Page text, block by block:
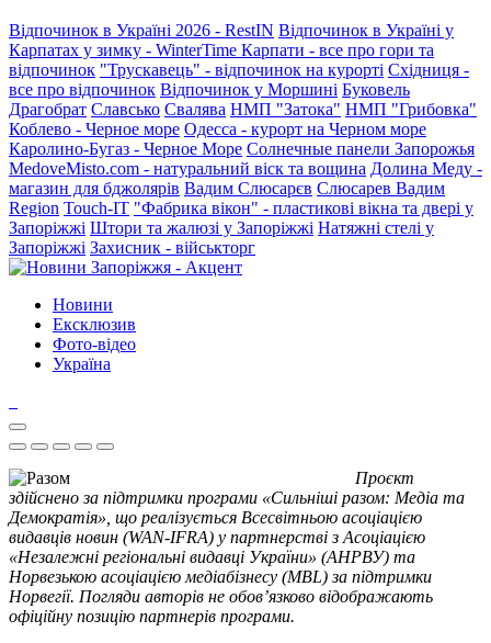
Відпочинок в Україні 2026 - RestIN Відпочинок в Україні у
Карпатах у зимку - WinterTime Карпати - все про гори та
відпочинок "Трускавець" - відпочинок на курорті Східниця -
все про відпочинок Відпочинок у Моршині Буковель
Драгобрат Славсько Свалява НМП "Затока" НМП "Грибовка"
Коблево - Черное море Одесса - курорт на Черном море
Каролино-Бугаз - Черное Море Солнечные панели Запорожья
MedoveMisto.com - натуральний віск та вощина Долина Меду -
магазин для бджолярів Вадим Слюсарєв Слюсарев Вадим
Region Touch-IT "Фабрика вікон" - пластикові вікна та двері у
Запоріжжі Штори та жалюзі у Запоріжжі Натяжні стелі у
Запоріжжі Захисник - військторг
Новини
Ексклюзив
Фото-відео
Україна
Проєкт
здійснено за підтримки програми «Сильніші разом: Медіа та
Демократія», що реалізується Всесвітньою асоціацією
видавців новин (WAN-IFRA) у партнерстві з Асоціацією
«Незалежні регіональні видавці України» (АНРВУ) та
Норвезькою асоціацією медіабізнесу (MBL) за підтримки
Норвегії. Погляди авторів не обов’язково відображають
офіційну позицію партнерів програми.